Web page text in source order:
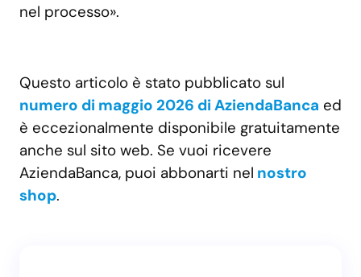
nel processo».
Questo articolo è stato pubblicato sul
numero di maggio 2026 di AziendaBanca ed
è eccezionalmente disponibile gratuitamente
anche sul sito web. Se vuoi ricevere
AziendaBanca, puoi abbonarti nel nostro
shop.